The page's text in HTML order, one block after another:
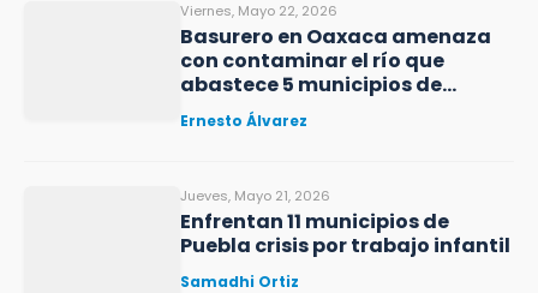
Viernes, Mayo 22, 2026
Basurero en Oaxaca amenaza
con contaminar el río que
abastece 5 municipios de
Puebla
Ernesto Álvarez
Jueves, Mayo 21, 2026
Enfrentan 11 municipios de
Puebla crisis por trabajo infantil
Samadhi Ortiz